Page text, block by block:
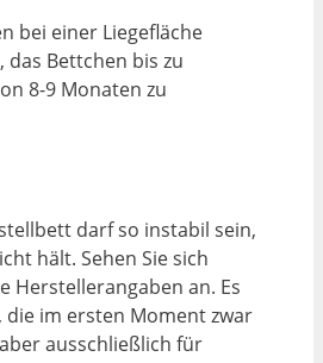
bei einer Liegefläche
das Bettchen bis zu
8-9 Monaten zu
darf so instabil sein,
hält. Sehen Sie sich
Herstellerangaben an. Es
im ersten Moment zwar
ausschließlich für